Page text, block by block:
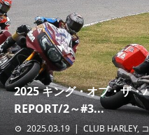
2025 キング・オブ・ザ・
REPORT/2～#3...
2025.03.19 CLUB HARLEY,